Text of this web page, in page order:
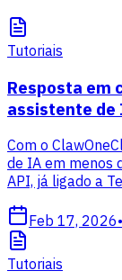
Tutoriais
Resposta em
assistente de
Com o
de IA em menos
API, já ligado a
Feb 17, 2026•
Tutoriais